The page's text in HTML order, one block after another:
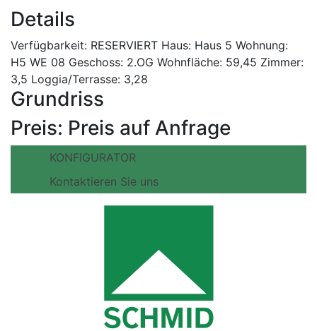
Details
Verfügbarkeit: RESERVIERT Haus: Haus 5 Wohnung:
H5 WE 08 Geschoss: 2.OG Wohnfläche: 59,45 Zimmer:
3,5 Loggia/Terrasse: 3,28
Grundriss
Preis: Preis auf Anfrage
KONFIGURATOR
Kontaktieren Sie uns